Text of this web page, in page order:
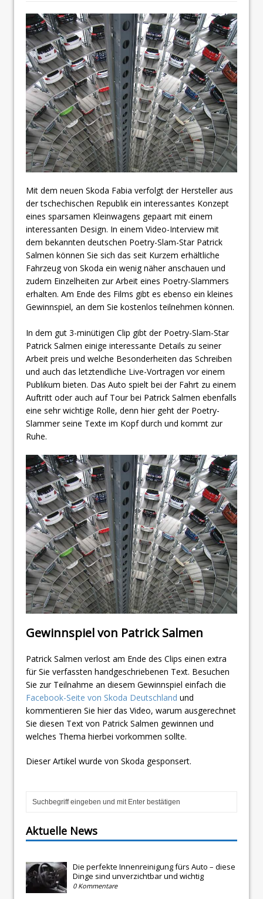
Mit dem neuen Skoda Fabia verfolgt der Hersteller aus
der tschechischen Republik ein interessantes Konzept
eines sparsamen Kleinwagens gepaart mit einem
interessanten Design. In einem Video-Interview mit
dem bekannten deutschen Poetry-Slam-Star Patrick
Salmen können Sie sich das seit Kurzem erhältliche
Fahrzeug von Skoda ein wenig näher anschauen und
zudem Einzelheiten zur Arbeit eines Poetry-Slammers
erhalten. Am Ende des Films gibt es ebenso ein kleines
Gewinnspiel, an dem Sie kostenlos teilnehmen können.
In dem gut 3-minütigen Clip gibt der Poetry-Slam-Star
Patrick Salmen einige interessante Details zu seiner
Arbeit preis und welche Besonderheiten das Schreiben
und auch das letztendliche Live-Vortragen vor einem
Publikum bieten. Das Auto spielt bei der Fahrt zu einem
Auftritt oder auch auf Tour bei Patrick Salmen ebenfalls
eine sehr wichtige Rolle, denn hier geht der Poetry-
Slammer seine Texte im Kopf durch und kommt zur
Ruhe.
Gewinnspiel von Patrick Salmen
Patrick Salmen verlost am Ende des Clips einen extra
für Sie verfassten handgeschriebenen Text. Besuchen
Sie zur Teilnahme an diesem Gewinnspiel einfach die
Facebook-Seite von Skoda Deutschland und
kommentieren Sie hier das Video, warum ausgerechnet
Sie diesen Text von Patrick Salmen gewinnen und
welches Thema hierbei vorkommen sollte.
Dieser Artikel wurde von Skoda gesponsert.
Aktuelle News
Die perfekte Innenreinigung fürs Auto – diese
Dinge sind unverzichtbar und wichtig
0 Kommentare